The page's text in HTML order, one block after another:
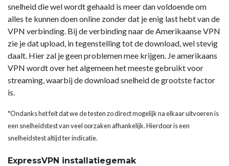
snelheid die wel wordt gehaald is meer dan voldoende om
alles te kunnen doen online zonder dat je enig last hebt van de
VPN verbinding. Bij de verbinding naar de Amerikaanse VPN
zie je dat upload, in tegenstelling tot de download, wel stevig
daalt. Hier zal je geen problemen mee krijgen. Je amerikaans
VPN wordt over het algemeen het meeste gebruikt voor
streaming, waarbij de download snelheid de grootste factor
is.
*Ondanks het feit dat we de testen zo direct mogelijk na elkaar uitvoeren is
een snelheidstest van veel oorzaken afhankelijk. Hierdoor is een
snelheidstest altijd ter indicatie.
ExpressVPN installatiegemak